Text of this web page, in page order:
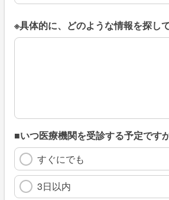
※具体的に、どのような情報を探し
※具体的に、どのような情報を探して
■いつ医療機関を受診する予定です
すぐにでも
3日以内